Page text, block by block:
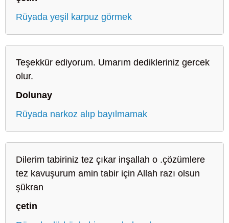
Rüyada yeşil karpuz görmek
Teşekkür ediyorum. Umarım dedikleriniz gercek
olur.
Dolunay
Rüyada narkoz alıp bayılmamak
Dilerim tabiriniz tez çıkar inşallah o .çözümlere
tez kavuşurum amin tabir için Allah razı olsun
şükran
çetin